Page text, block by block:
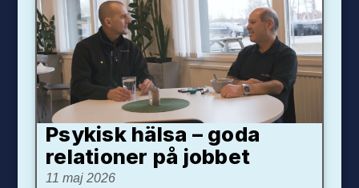
Psykisk hälsa – goda
relationer på jobbet
11 maj 2026